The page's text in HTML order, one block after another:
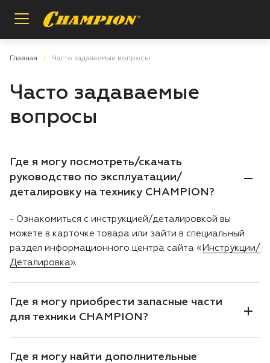
Назад
Пилы цепные
Мотобуры
Опрыскиватели
Измельчители
Газонокосилки
Аккумуляторная техника iPrix
Воздуходувки
Триммеры
Назад
Регистрация расширенной гарантии
Проверка расширенной гарантии
Условия гарантии
Назад
О бренде
Инструкции и деталировки
Сотрудничество
Вопросы и ответы
Заказ запасных частей
Магазины и сервисы
Блог
Главная Часто задаваемые вопросы
Часто задаваемые
вопросы
Где я могу посмотреть/скачать
руководство по эксплуатации/
деталировку на технику CHAMPION?
- Ознакомиться с инструкцией/деталировкой вы
можете в карточке товара или зайти в специальный
раздел информационного центра сайта « Инструкции/
Деталировка».
Где я могу приобрести запасные части
для техники CHAMPION?
Где я могу найти дополнительные